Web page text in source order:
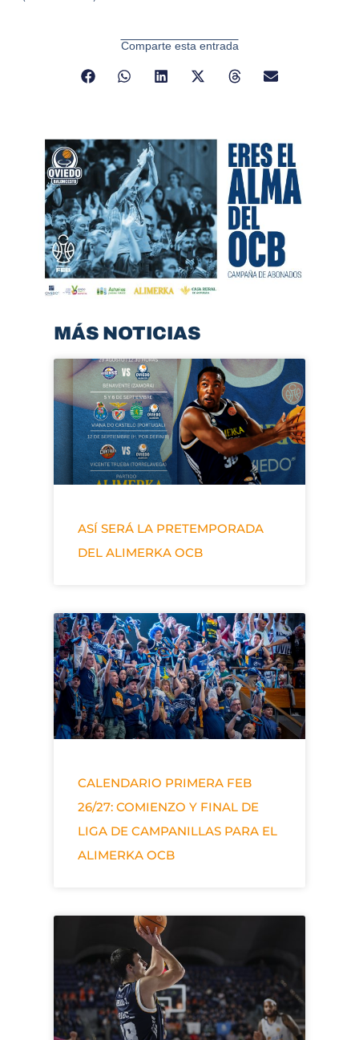
Comparte esta entrada
MÁS NOTICIAS
ASÍ SERÁ LA PRETEMPORADA
DEL ALIMERKA OCB
CALENDARIO PRIMERA FEB
26/27: COMIENZO Y FINAL DE
LIGA DE CAMPANILLAS PARA EL
ALIMERKA OCB